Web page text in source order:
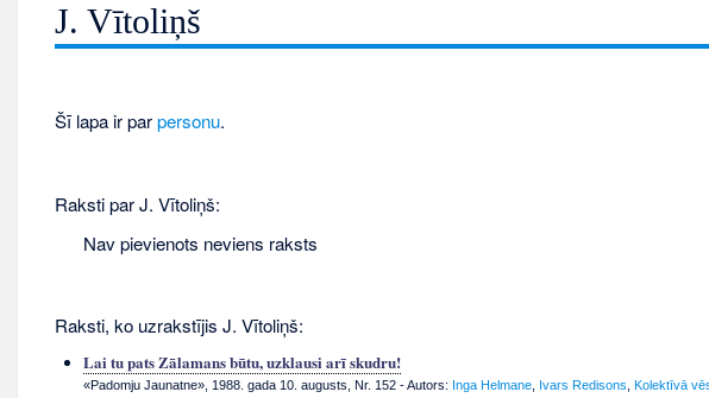
J. Vītoliņš
Šī lapa ir parpersonu.
Raksti par J. Vītoliņš:
Nav pievienots neviens raksts
Raksti, ko uzrakstījis J. Vītoliņš:
Lai tu pats Zālamans būtu, uzklausi arī skudru!
«Padomju Jaunatne», 1988. gada 10. augusts, Nr. 152- Autors: Inga Helmane, Ivars Redisons Kolektīvā